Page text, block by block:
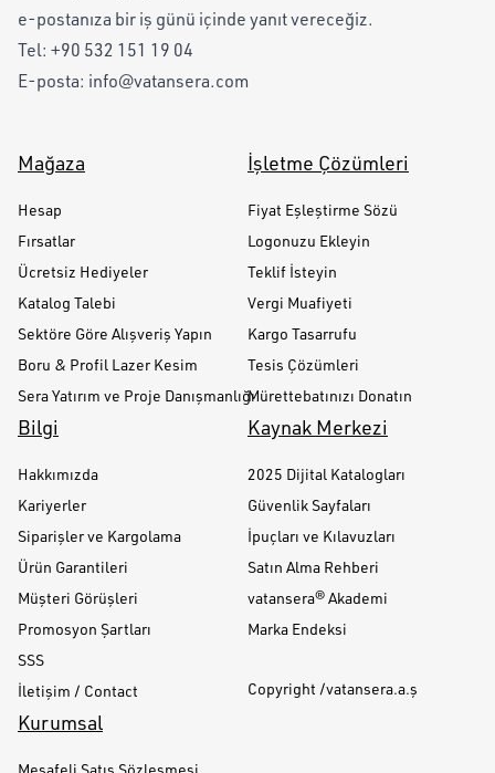
e-postanıza bir iş günü içinde yanıt vereceğiz.
Tel: +90 532 151 19 04
E-posta: info@vatansera.com
Mağaza
Hesap
Fırsatlar
Ücretsiz Hediyeler
Katalog Talebi
Sektöre Göre Alışveriş Yapın
Boru & Profil Lazer Kesim
Sera Yatırım ve Proje Danışmanlığı
İşletme Çözümleri
Fiyat Eşleştirme Sözü
Logonuzu Ekleyin
Teklif İsteyin
Vergi Muafiyeti
Kargo Tasarrufu
Tesis Çözümleri
Mürettebatınızı Donatın
Bilgi
Hakkımızda
Kariyerler
Siparişler ve Kargolama
Ürün Garantileri
Müşteri Görüşleri
Promosyon Şartları
SSS
İletişim / Contact
Kaynak Merkezi
2025 Dijital Katalogları
Güvenlik Sayfaları
İpuçları ve Kılavuzları
Satın Alma Rehberi
vatansera® Akademi
Marka Endeksi
Copyright /vatansera.a.ş
Kurumsal
Mesafeli Satış Sözleşmesi